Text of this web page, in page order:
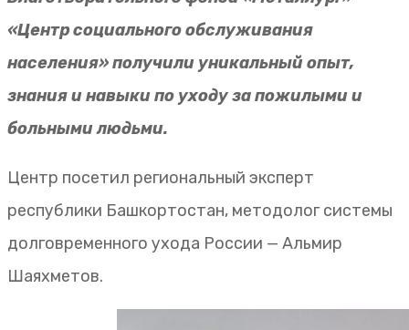
«Центр социального обслуживания
населения» получили уникальный опыт,
знания и навыки по уходу за пожилыми и
больными людьми.
Центр посетил региональный эксперт
республики Башкортостан, методолог системы
долговременного ухода России — Альмир
Шаяхметов.